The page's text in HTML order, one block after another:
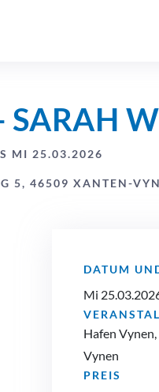
SARAH
MI 25.03.2026
5, 46509 XANTEN-
DATUM
Mi
Hafen
Vynen
PREIS